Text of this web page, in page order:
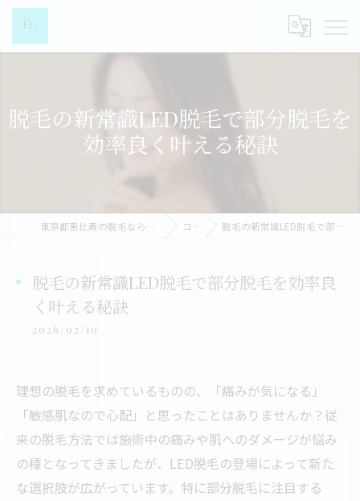
脱毛の新常識LED脱毛で部分脱毛を
効率良く叶える秘訣
東京都恵比寿の脱毛なら都度払い脱毛女性専門店-EN- コラム 脱毛の新常識LED脱毛で部分脱毛を効率良く叶える秘訣
脱毛の新常識LED脱毛で部分脱毛を効率良
く叶える秘訣
2026/02/10
理想の脱毛を求めているものの、「痛みが気になる」
「敏感肌なので心配」と思ったことはありませんか？従
来の脱毛方法では施術中の痛みや肌へのダメージが悩み
の種となってきましたが、LED脱毛の登場によって新た
な選択肢が広がっています。特に部分脱毛に注目する